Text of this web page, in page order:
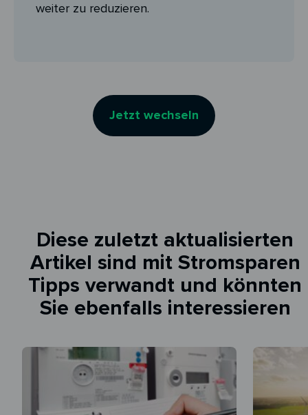
weiter zu reduzieren.
Jetzt wechseln
Diese zuletzt aktualisierten
Artikel sind mit Stromsparen
Tipps verwandt und könnten
Sie ebenfalls interessieren